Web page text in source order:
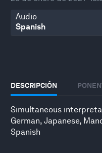
Audio
DESCRIPCIÓN
Simultaneous
German, Japanese,
Spanish